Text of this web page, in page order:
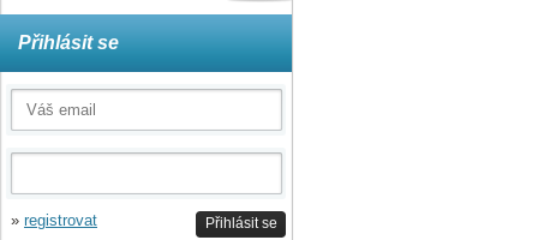
Přihlásit se
Přihlásit se
» registrovat